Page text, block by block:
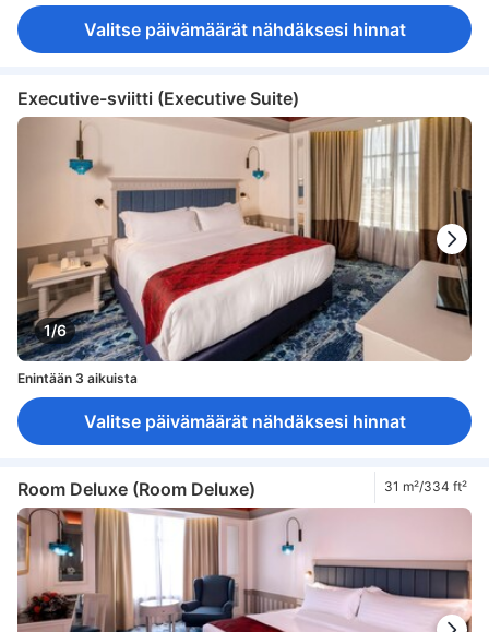
Valitse päivämäärät nähdäksesi hinnat
Executive-sviitti (Executive Suite)
1/6
Enintään 3 aikuista
Valitse päivämäärät nähdäksesi hinnat
Room Deluxe (Room Deluxe) 31 m²/334 ft²